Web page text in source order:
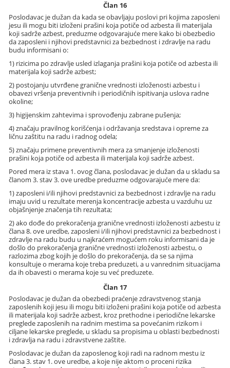
Član 16
Poslodavac je dužan da kada se obavljaju poslovi pri kojima zaposleni
jesu ili mogu biti izloženi prašini koja potiče od azbesta ili materijala
koji sadrže azbest, preduzme odgovarajuće mere kako bi obezbedio
da zaposleni i njihovi predstavnici za bezbednost i zdravlje na radu
budu informisani o:
1) rizicima po zdravlje usled izlaganja prašini koja potiče od azbesta ili
materijala koji sadrže azbest;
2) postojanju utvrđene granične vrednosti izloženosti azbestu i
obavezi vršenja preventivnih i periodičnih ispitivanja uslova radne
okoline;
3) higijenskim zahtevima i sprovođenju zabrane pušenja;
4) značaju pravilnog korišćenja i održavanja sredstava i opreme za
ličnu zaštitu na radu i radnog odela;
5) značaju primene preventivnih mera za smanjenje izloženosti
prašini koja potiče od azbesta ili materijala koji sadrže azbest.
Pored mera iz stava 1. ovog člana, poslodavac je dužan da u skladu sa
članom 3. stav 3. ove uredbe preduzme odgovarajuće mere da:
1) zaposleni i/ili njihovi predstavnici za bezbednost i zdravlje na radu
imaju uvid u rezultate merenja koncentracije azbesta u vazduhu uz
objašnjenje značenja tih rezultata;
2) ako dođe do prekoračenja granične vrednosti izloženosti azbestu iz
člana 8. ove uredbe, zaposleni i/ili njihovi predstavnici za bezbednost i
zdravlje na radu budu u najkraćem mogućem roku informisani da je
došlo do prekoračenja granične vrednosti izloženosti azbestu, o
razlozima zbog kojih je došlo do prekoračenja, da se sa njima
konsultuje o merama koje treba preduzeti, a u vanrednim situacijama
da ih obavesti o merama koje su već preduzete.
Član 17
Poslodavac je dužan da obezbedi praćenje zdravstvenog stanja
zaposlenih koji jesu ili mogu biti izloženi prašini koja potiče od azbesta
ili materijala koji sadrže azbest, kroz prethodne i periodične lekarske
preglede zaposlenih na radnim mestima sa povećanim rizikom i
ciljane lekarske preglede, u skladu sa propisima u oblasti bezbednosti
i zdravlja na radu i zdravstvene zaštite.
Poslodavac je dužan da zaposlenog koji radi na radnom mestu iz
člana 3. stav 1. ove uredbe, a koje nije aktom o proceni rizika